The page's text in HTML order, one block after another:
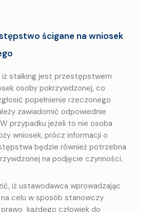
ścigane na wniosek
iż stalking jest przestępstwem
osoby pokrzywdzonej, co
popełnienie rzeczonego
zawiadomić odpowiednie
przypadku jeżeli to nie osoba
wniosek, prócz informacji o
będzie również potrzebna
na podjęcie czynności.
iż ustawodawca wprowadzając
na celu w sposób stanowczy
każdego człowiek do